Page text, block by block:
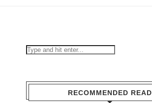
RECOMMENDED READ